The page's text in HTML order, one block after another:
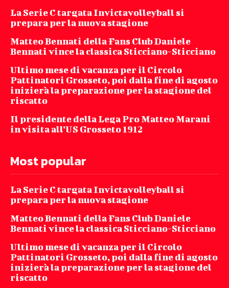
La Serie C targata Invictavolleyball si
prepara per la nuova stagione
Matteo Bennati della Fans Club Daniele
Bennati vince la classica Sticciano-Sticciano
Ultimo mese di vacanza per il Circolo
Pattinatori Grosseto, poi dalla fine di agosto
inizierà la preparazione per la stagione del
riscatto
Il presidente della Lega Pro Matteo Marani
in visita all’US Grosseto 1912
Most popular
La Serie C targata Invictavolleyball si
prepara per la nuova stagione
Matteo Bennati della Fans Club Daniele
Bennati vince la classica Sticciano-Sticciano
Ultimo mese di vacanza per il Circolo
Pattinatori Grosseto, poi dalla fine di agosto
inizierà la preparazione per la stagione del
riscatto